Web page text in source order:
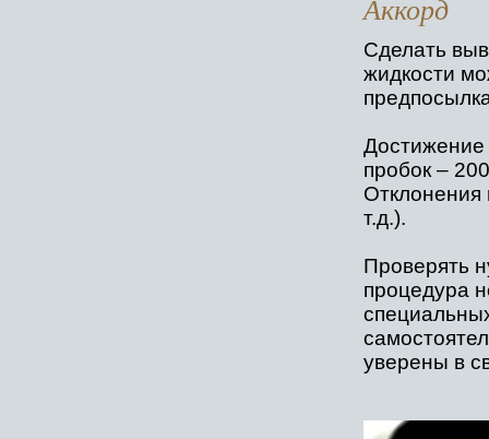
Аккорд
Сделать
жидкости
Достижение
пробок –
Отклонения
т.д.).
Проверять
процедура
уверены в